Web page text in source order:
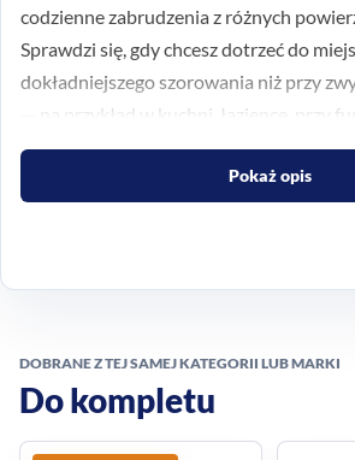
codzienne zabrudzenia z różnych
Sprawdzi się, gdy chcesz dotrzeć do
dokładniejszego szorowania niż przy
— na przykład w kuchni, łazience, przy
zlewie, wannie czy kabinie prysznicowej.
Do codziennego
zabrudzenia. Wytrzymałe włosie wspiera
czyszczenie, a poręczna forma szczotki
ruchu podczas pracy.
Pokaż opis
DOBRANE Z TEJ SAMEJ KATEGORII LUB MARKI
Do kompletu